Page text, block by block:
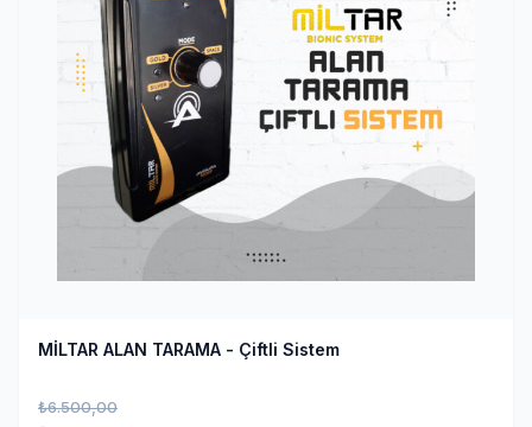
MİLTAR ALAN TARAMA - Çiftli Sistem
₺6.500,00